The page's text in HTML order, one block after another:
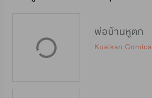
พ่อบ้านหูตก
Kuaikan Comics